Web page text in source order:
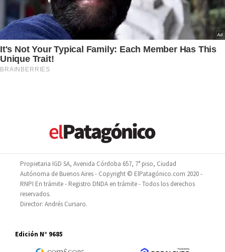
Propietaria IGD SA, Avenida Córdoba 657, 7° piso, Ciudad
Autónoma de Buenos Aires - Copyright © ElPatagónico.com 2020 -
RNPI En trámite - Registro DNDA en trámite - Todos los derechos
reservados.
Director: Andrés Cursaro.
Edición N° 9685